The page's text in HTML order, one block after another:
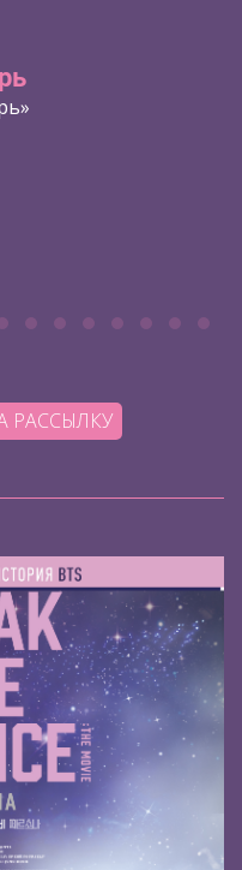
РАССЫЛКУ